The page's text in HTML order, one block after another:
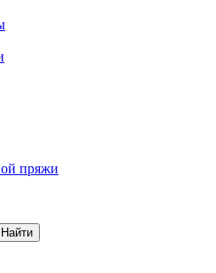
пряжи
Найти